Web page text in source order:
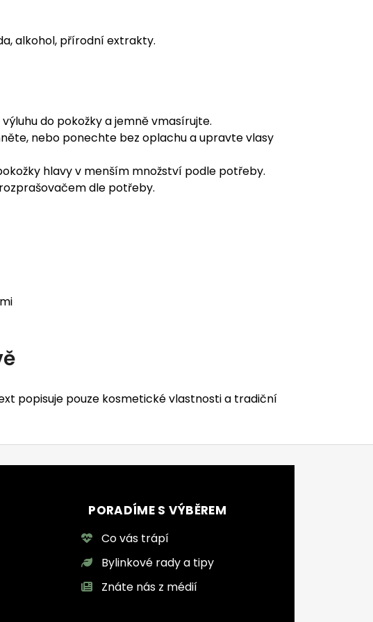
alkohol, přírodní extrakty.
do pokožky a jemně vmasírujte.
nebo ponechte bez oplachu a upravte vlasy
hlavy v menším množství podle potřeby.
dle potřeby.
popisuje pouze kosmetické vlastnosti a tradiční
PORADÍME S VÝBĚREM
Co vás trápí
Bylinkové rady a tipy
Znáte nás z médií